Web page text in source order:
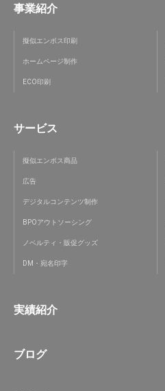
事業紹介
擬似エンボス印刷
ホームページ制作
ECO印刷
サービス
擬似エンボス商品
広告
デジタルコンテンツ制作
BPOアウトソーシング
ノベルティ・販促グッズ
DM・宛名印字
実績紹介
ブログ